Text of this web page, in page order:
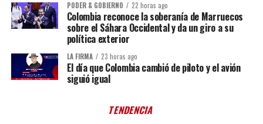
PODER & GOBIERNO 22 horas ago
Colombia reconoce la soberanía de Marruecos
sobre el Sáhara Occidental y da un giro a su
política exterior
LA FIRMA 23 horas ago
El día que Colombia cambió de piloto y el avión
siguió igual
TENDENCIA